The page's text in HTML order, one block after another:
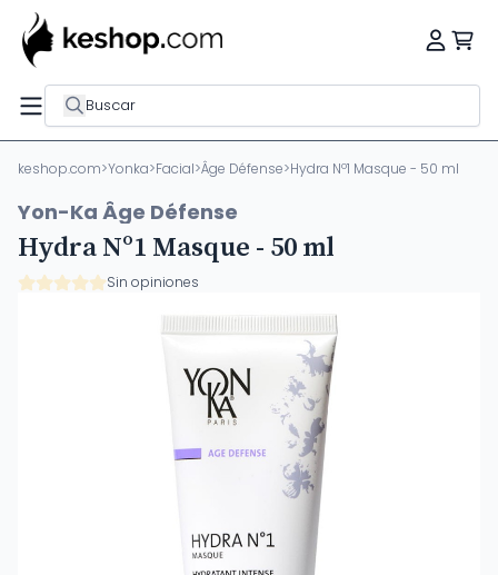
Buscar
keshop.com>Yonka>Facial>Âge Défense>Hydra Nº1 Masque - 50 ml
Yon-Ka Âge Défense
Hydra Nº1 Masque - 50 ml
Sin opiniones